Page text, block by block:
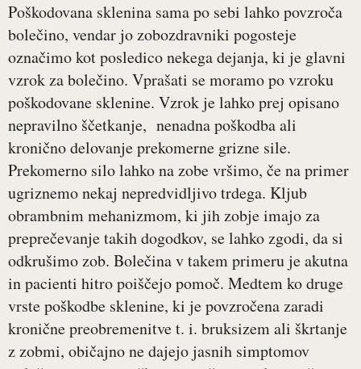
Poškodovana sklenina sama po sebi lahko povzroča
bolečino, vendar jo zobozdravniki pogosteje
označimo kot posledico nekega dejanja, ki je glavni
vzrok za bolečino. Vprašati se moramo po vzroku
poškodovane sklenine. Vzrok je lahko prej opisano
nepravilno ščetkanje, nenadna poškodba ali
kronično delovanje prekomerne grizne sile.
Prekomerno silo lahko na zobe vršimo, če na primer
ugriznemo nekaj nepredvidljivo trdega. Kljub
obrambnim mehanizmom, ki jih zobje imajo za
preprečevanje takih dogodkov, se lahko zgodi, da si
odkrušimo zob. Bolečina v takem primeru je akutna
in pacienti hitro poiščejo pomoč. Medtem ko druge
vrste poškodbe sklenine, ki je povzročena zaradi
kronične preobremenitve t. i. bruksizem ali škrtanje
z zobmi, običajno ne dajejo jasnih simptomov